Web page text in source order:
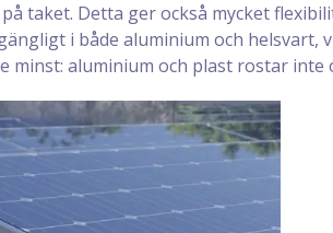
taket. Detta ger också mycket
i både aluminium och
minst: aluminium och plast rostar inte